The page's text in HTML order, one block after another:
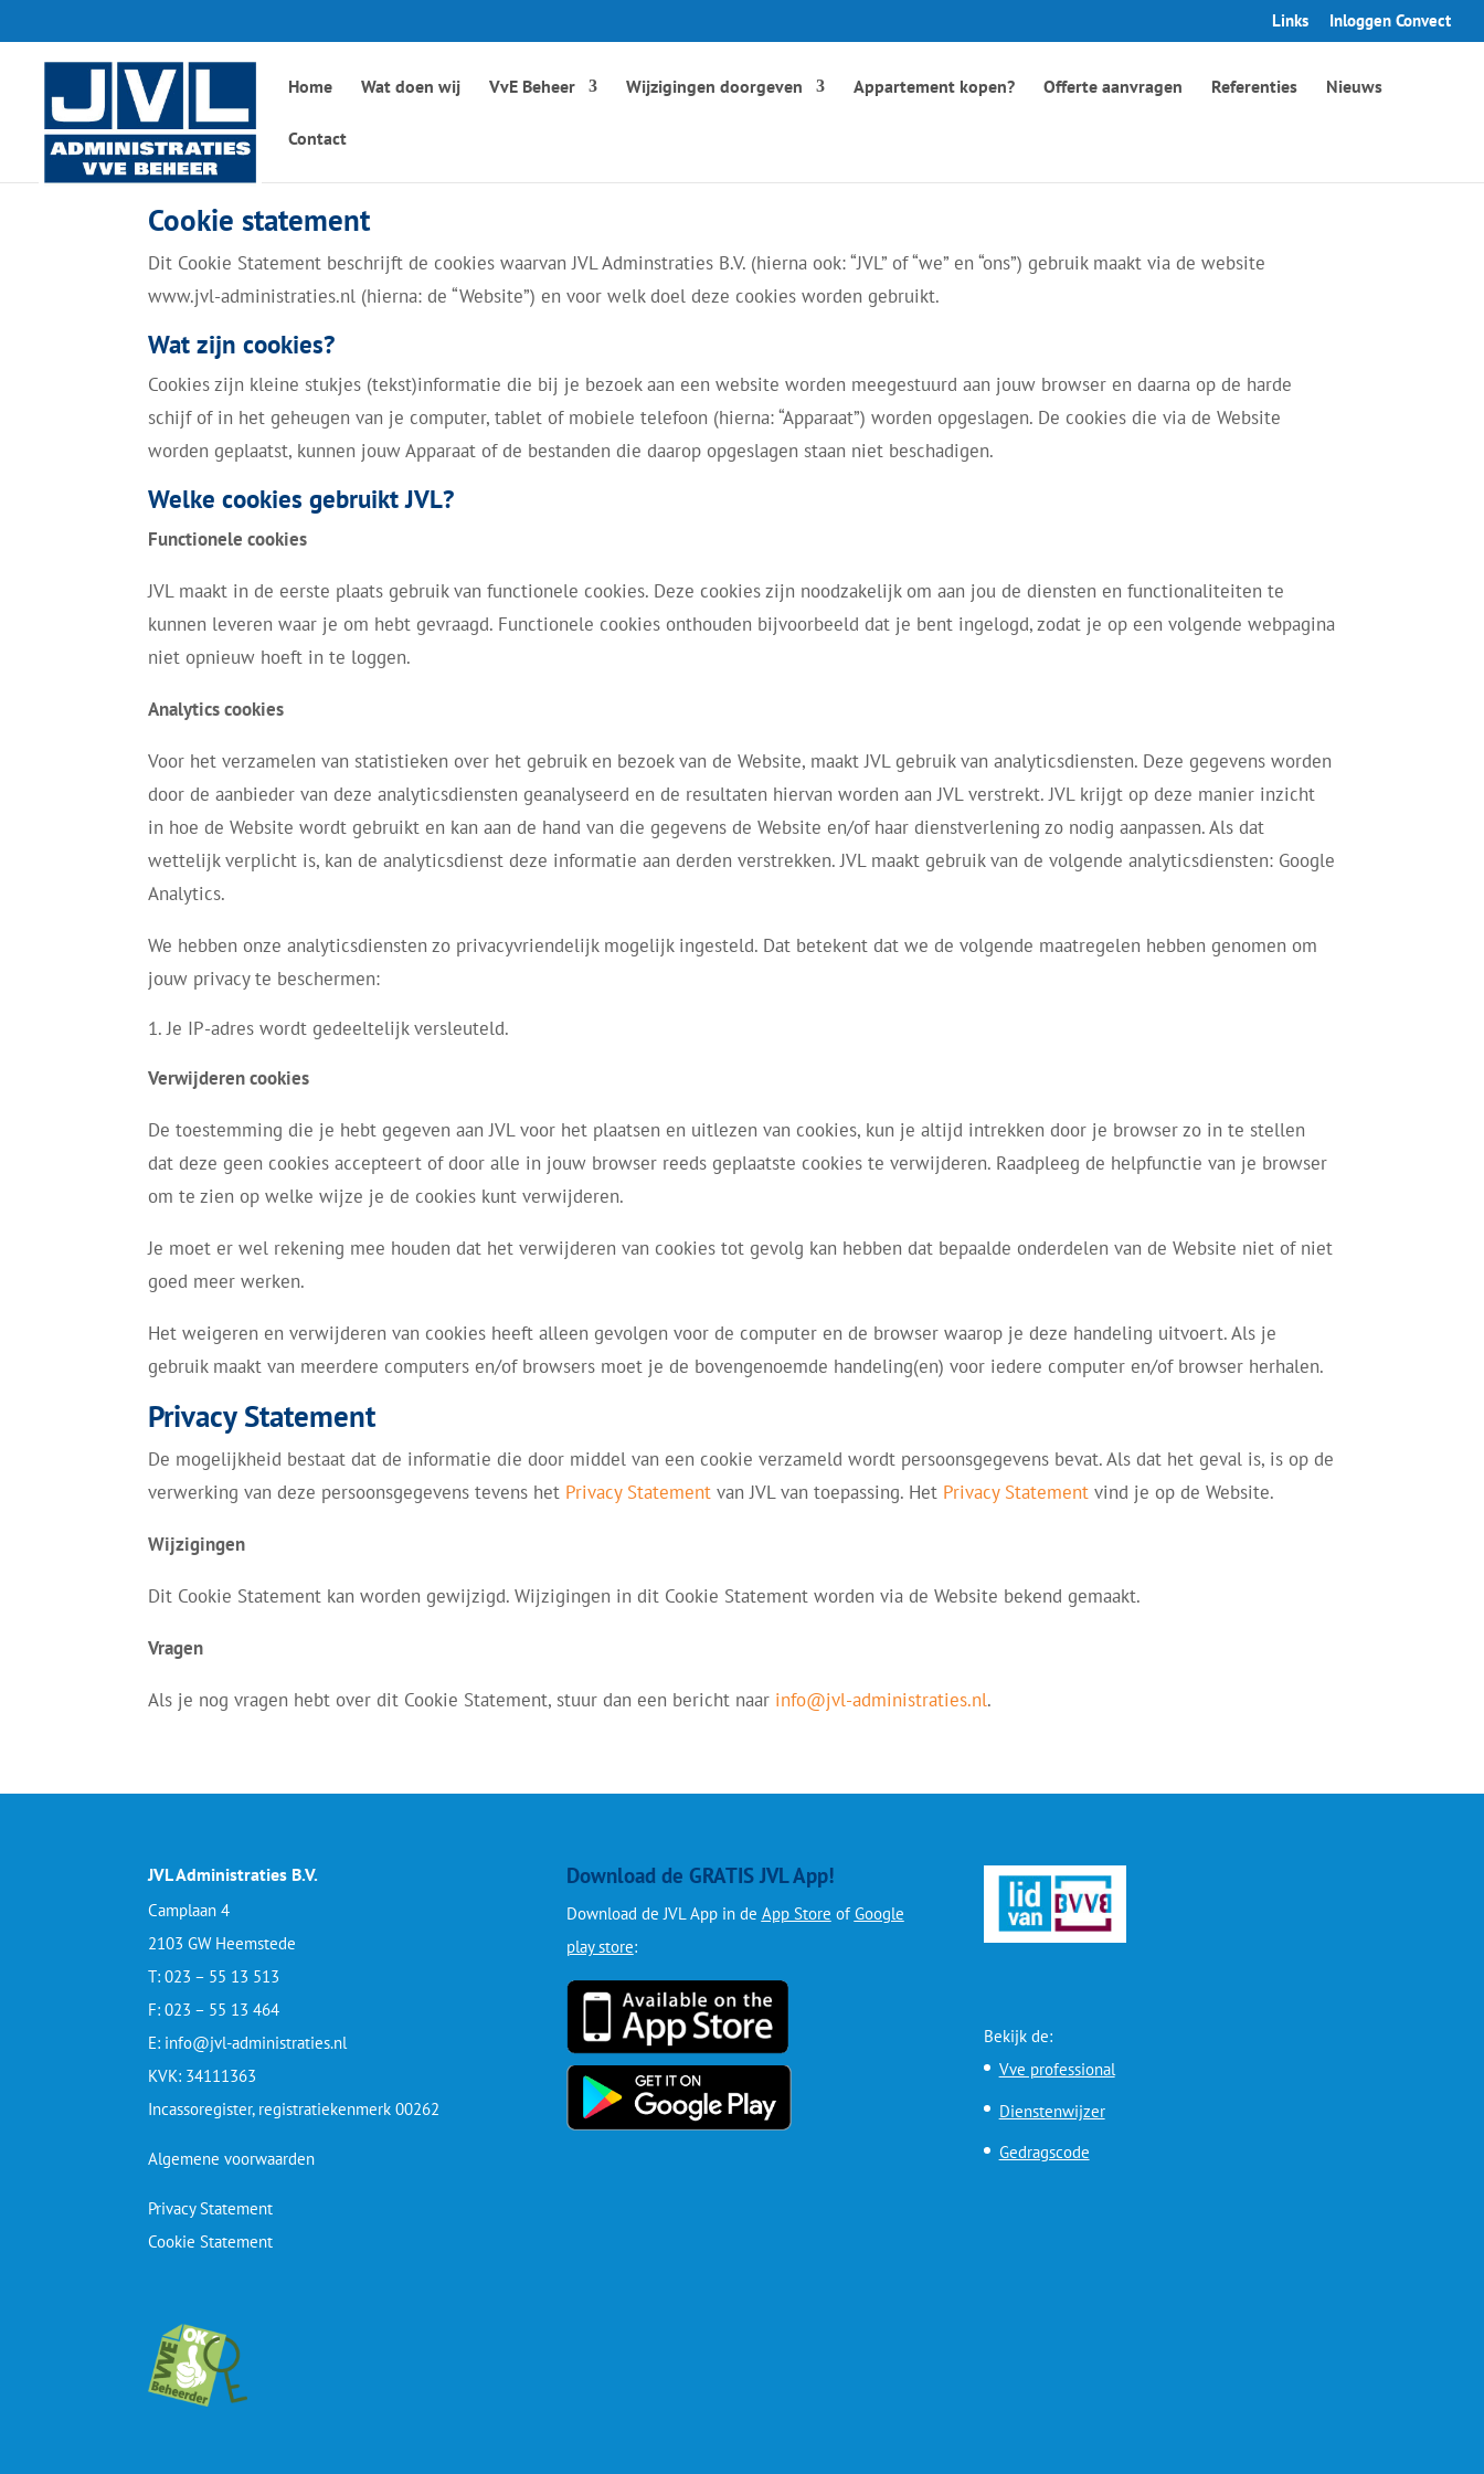
Links Inloggen Convect
Home Wat doen wij VvE Beheer Wijzigingen doorgeven Appartement kopen? Offerte aanvragen Referenties Nieuws
Contact
Cookie statement
Dit Cookie Statement beschrijft de cookies waarvan JVL Adminstraties B.V. (hierna ook: “JVL” of “we” en “ons”) gebruik maakt via de website
www.jvl-administraties.nl (hierna: de “Website”) en voor welk doel deze cookies worden gebruikt.
Wat zijn cookies?
Cookies zijn kleine stukjes (tekst)informatie die bij je bezoek aan een website worden meegestuurd aan jouw browser en daarna op de harde
schijf of in het geheugen van je computer, tablet of mobiele telefoon (hierna: “Apparaat”) worden opgeslagen. De cookies die via de Website
worden geplaatst, kunnen jouw Apparaat of de bestanden die daarop opgeslagen staan niet beschadigen.
Welke cookies gebruikt JVL?
Functionele cookies
JVL maakt in de eerste plaats gebruik van functionele cookies. Deze cookies zijn noodzakelijk om aan jou de diensten en functionaliteiten te
kunnen leveren waar je om hebt gevraagd. Functionele cookies onthouden bijvoorbeeld dat je bent ingelogd, zodat je op een volgende webpagina
niet opnieuw hoeft in te loggen.
Analytics cookies
Voor het verzamelen van statistieken over het gebruik en bezoek van de Website, maakt JVL gebruik van analyticsdiensten. Deze gegevens worden
door de aanbieder van deze analyticsdiensten geanalyseerd en de resultaten hiervan worden aan JVL verstrekt. JVL krijgt op deze manier inzicht
in hoe de Website wordt gebruikt en kan aan de hand van die gegevens de Website en/of haar dienstverlening zo nodig aanpassen. Als dat
wettelijk verplicht is, kan de analyticsdienst deze informatie aan derden verstrekken. JVL maakt gebruik van de volgende analyticsdiensten: Google
Analytics.
We hebben onze analyticsdiensten zo privacyvriendelijk mogelijk ingesteld. Dat betekent dat we de volgende maatregelen hebben genomen om
jouw privacy te beschermen:
Je IP-adres wordt gedeeltelijk versleuteld.
Verwijderen cookies
De toestemming die je hebt gegeven aan JVL voor het plaatsen en uitlezen van cookies, kun je altijd intrekken door je browser zo in te stellen
dat deze geen cookies accepteert of door alle in jouw browser reeds geplaatste cookies te verwijderen. Raadpleeg de helpfunctie van je browser
om te zien op welke wijze je de cookies kunt verwijderen.
Je moet er wel rekening mee houden dat het verwijderen van cookies tot gevolg kan hebben dat bepaalde onderdelen van de Website niet of niet
goed meer werken.
Het weigeren en verwijderen van cookies heeft alleen gevolgen voor de computer en de browser waarop je deze handeling uitvoert. Als je
gebruik maakt van meerdere computers en/of browsers moet je de bovengenoemde handeling(en) voor iedere computer en/of browser herhalen.
Privacy Statement
De mogelijkheid bestaat dat de informatie die door middel van een cookie verzameld wordt persoonsgegevens bevat. Als dat het geval is, is op de
verwerking van deze persoonsgegevens tevens het Privacy Statement van JVL van toepassing. Het Privacy Statement vind je op de Website.
Wijzigingen
Dit Cookie Statement kan worden gewijzigd. Wijzigingen in dit Cookie Statement worden via de Website bekend gemaakt.
Vragen
Als je nog vragen hebt over dit Cookie Statement, stuur dan een bericht naar info@jvl-administraties.nl.
JVL Administraties B.V.
Camplaan 4
2103 GW Heemstede
T: 023 – 55 13 513
F: 023 – 55 13 464
E: info@jvl-administraties.nl
KVK: 34111363
Incassoregister, registratiekenmerk 00262
Algemene voorwaarden
Privacy Statement
Cookie Statement
Download de GRATIS JVL App!
Download de JVL App in de App Store ofGoogle
play store:
Bekijk de:
Vve professional
Dienstenwijzer
Gedragscode